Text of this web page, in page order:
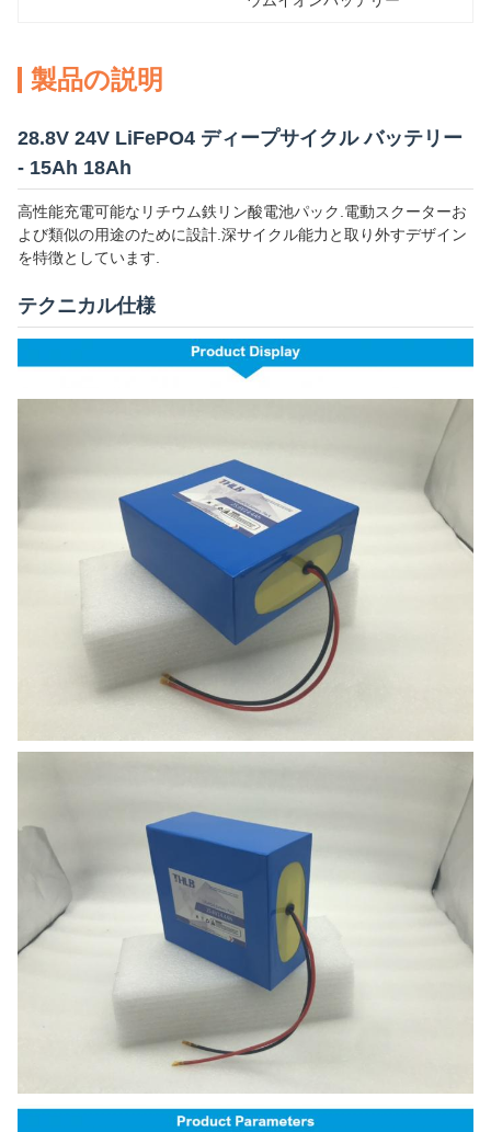
製品の説明
28.8V 24V LiFePO4 ディープサイクル バッテリー
- 15Ah 18Ah
高性能充電可能なリチウム鉄リン酸電池パック.電動スクーターお
よび類似の用途のために設計.深サイクル能力と取り外すデザイン
を特徴としています.
テクニカル仕様